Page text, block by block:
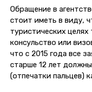
Обращение в
стоит иметь в виду,
туристических
консульство или
что с 2015 года все
старше 12 лет
(отпечатки пальцев)